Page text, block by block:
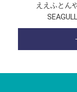
ええふとん